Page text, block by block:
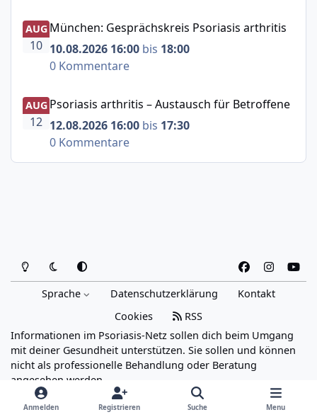
München: Gesprächskreis Psoriasis arthritis
AUG
10
München: Gesprächskreis Psoriasis arthritis
10.08.2026 16:00 bis 18:00
0 Kommentare
Psoriasis arthritis – Austausch für Betroffene
AUG
12
Psoriasis arthritis – Austausch für Betroffene
12.08.2026 16:00 bis 17:30
0 Kommentare
Heller ModusDunkler Modus
Systemeinstellung
a
b
o
o
n
s
a
g
o
u
b
Sprache Datenschutzerklärung
Kontakt
Cookies
RSS
Informationen im Psoriasis-Netz sollen dich beim Umgang
mit deiner Gesundheit unterstützen. Sie sollen und können
nicht als professionelle Behandlung oder Beratung
angesehen werden.
Powered by
Invision Community
Anmelden Registrieren Suche Menu